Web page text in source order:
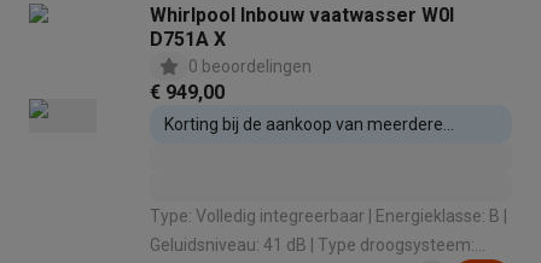
Whirlpool Inbouw vaatwasser W0I
D751A X
0 beoordelingen
€ 949,00
Korting bij de aankoop van meerdere
Type: Volledig integreerbaar | Energieklasse: B |
Geluidsniveau: 41 dB | Type droogsysteem: